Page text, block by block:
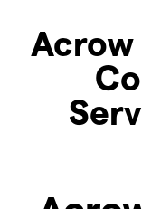
Acrow